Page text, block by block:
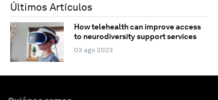
Últimos Artículos
How telehealth can improve access
to neurodiversity support services
03 ago 2023